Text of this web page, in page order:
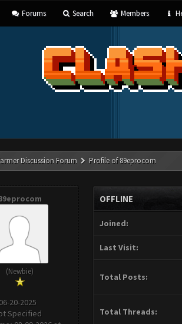
Forums Search Members
Discussion Forum Profile of 89eprocom
(Newbie)
06-20-2025
Specified
OFFLINE
Joined:
Last Visit:
Total Posts:
Total Threads: